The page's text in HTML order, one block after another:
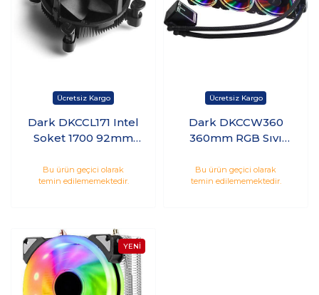
Dark DKCCL171 Intel
Soket 1700 92mm
Bu ürün geçici olarak
temin edilememektedir.
Dark DKCCW360
360mm RGB Sıvı
Bu ürün geçici olarak
temin edilememektedir.